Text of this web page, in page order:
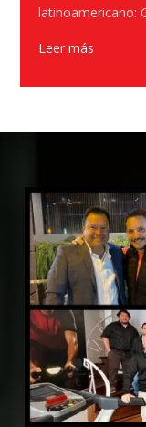
latinoamericano:
Leer más